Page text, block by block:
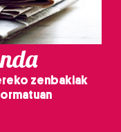
zenbakiak